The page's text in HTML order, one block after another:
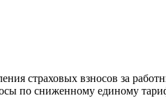
страховых взносов за
по сниженному единому